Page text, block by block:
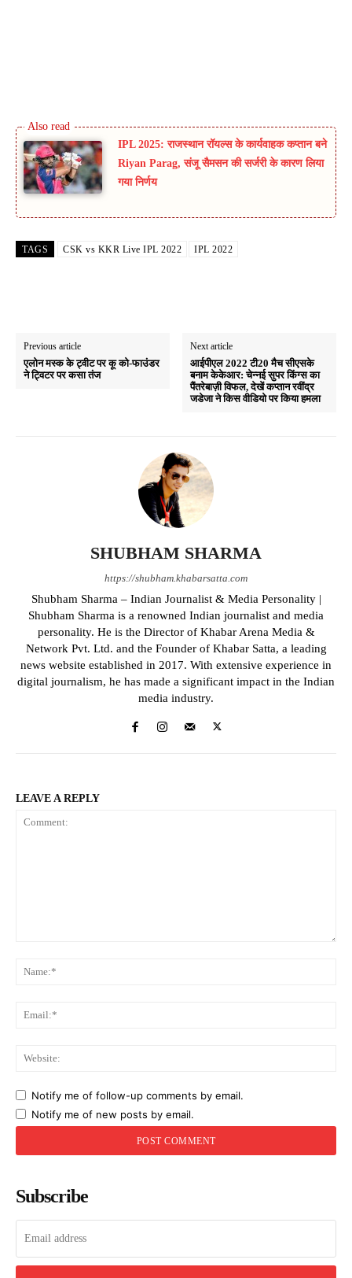
IPL 2025: राजस्थान रॉयल्स के कार्यवाहक कप्तान बने
Riyan Parag, संजू सैमसन की सर्जरी के कारण लिया
गया निर्णय
TAGS CSK vs KKR Live IPL 2022 IPL 2022
Previous article
एलोन मस्क के ट्वीट पर कू को-फाउंडर
ने ट्विटर पर कसा तंज
Next article
आईपीएल 2022 टी20 मैच सीएसके
बनाम केकेआर: चेन्नई सुपर किंग्स का
पैंतरेबाज़ी विफल, देखें कप्तान रवींद्र
जडेजा ने किस वीडियो पर किया हमला
SHUBHAM SHARMA
https://shubham.khabarsatta.com
Shubham Sharma – Indian Journalist & Media Personality |
Shubham Sharma is a renowned Indian journalist and media
personality. He is the Director of Khabar Arena Media &
Network Pvt. Ltd. and the Founder of Khabar Satta, a leading
news website established in 2017. With extensive experience in
digital journalism, he has made a significant impact in the Indian
media industry.
LEAVE A REPLY
Notify me of follow-up comments by email.
Notify me of new posts by email.
Subscribe